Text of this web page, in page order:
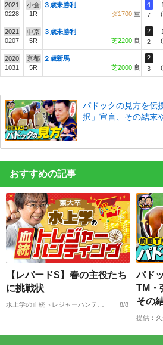
2021
0228
小倉
1R
３歳未勝利
ダ1700 重
4
7
2021
0207
中京
5R
３歳未勝利
芝2200 良
2
2
2020
1031
京都
5R
２歳新馬
芝2000 良
2
3
パドックの見方を伝
択」宣言、その結末
おすすめの記事
【レパードS】春の主役たち
に挑戦状
8/8
パド
TM・
その
提供：